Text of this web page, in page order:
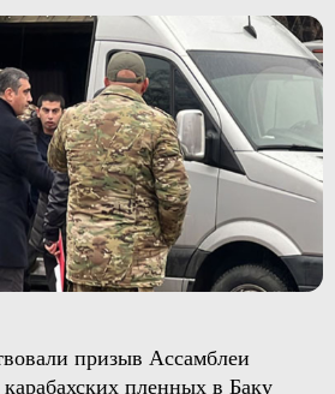
призыв Ассамблеи
пленных в Баку